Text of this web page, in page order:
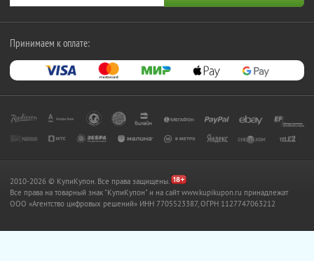
Принимаем к оплате:
2010-2026 © КупиКупон. Все права защищены.
Все права на товарный знак "КупиКупон" и на сайт www.kupikupon.ru принадлежат
OOO «Агентство цифровых решений» ИНН 7705523387, ОГРН 1127747063212